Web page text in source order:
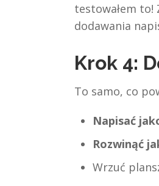
testowałem to!
dodawania
Krok 4:
To samo, co
Napisać
Rozwinąć
Wrzuć